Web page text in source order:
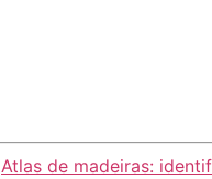
Atlas de madeiras: